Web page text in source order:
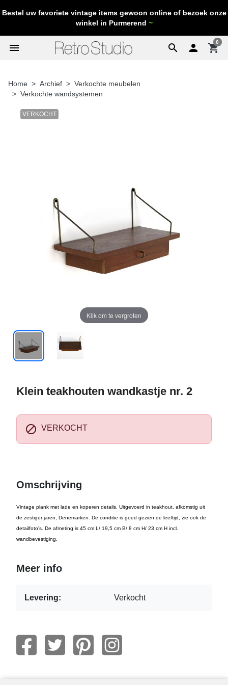
Bestel uw favoriete vintage items gewoon online of bezoek onze
winkel in Purmerend ~
search
menu  shopping_cart
0
Home Archief
Verkochte meubelen
Verkochte wandsystemen
VERKOCHT
Klik om te vergroten
Klein teakhouten wandkastje nr. 2
 VERKOCHT
Omschrijving
Vintage plank met lade en koperen details. Uitgevoerd in teakhout, afkomstig uit
de zestiger jaren, Denemarken. De conditie is goed gezien de leeftijd, zie ook de
detailfoto's. De afmeting is 45 cm L/ 19,5 cm B/ 8 cm H/ 23 cm H incl.
wandbevestiging.
Meer info
Levering: Verkocht